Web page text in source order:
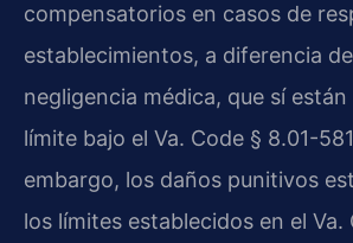
compensatorios en casos de
establecimientos, a diferencia
negligencia médica, que sí están
límite bajo el Va. Code § 8.01-
embargo, los daños punitivos
los límites establecidos en el Va.